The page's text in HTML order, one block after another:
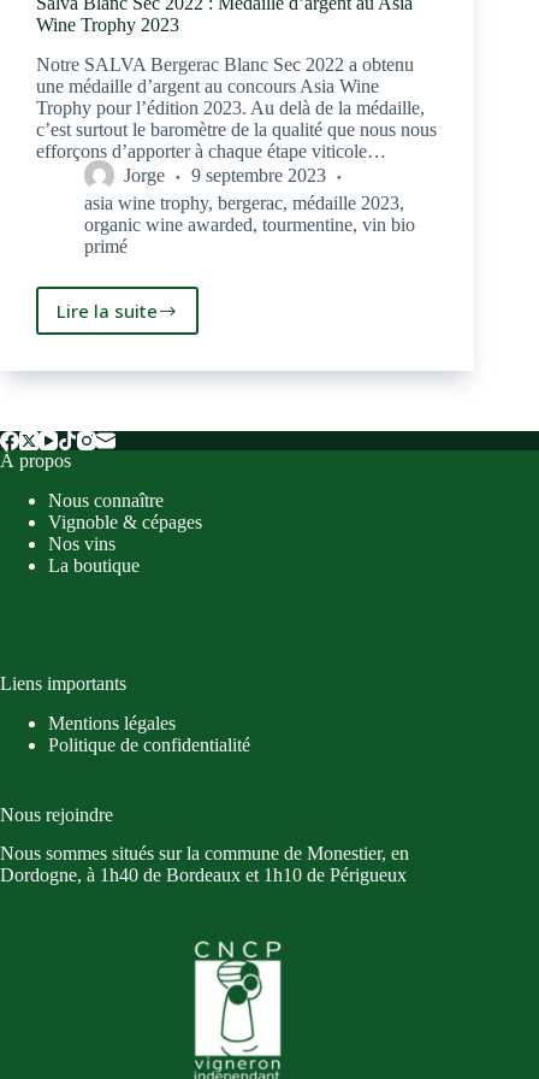
Wine Trophy 2023
Notre SALVA Bergerac Blanc Sec 2022 a obtenu
une médaille d’argent au concours Asia Wine
Trophy pour l’édition 2023. Au delà de la médaille,
c’est surtout le baromètre de la qualité que nous nous
efforçons d’apporter à chaque étape viticole…
Jorge
9 septembre 2023
asia wine trophy, bergerac, médaille 2023,
organic wine awarded, tourmentine, vin bio
primé
Lire la suite
Salva
Sec
Asia
Trophy
À propos
Nous connaître
Vignoble & cépages
Nos vins
La boutique
Liens importants
Mentions légales
Politique de confidentialité
Nous rejoindre
Nous sommes situés sur la commune de Monestier, en
Dordogne, à 1h40 de Bordeaux et 1h10 de Périgueux